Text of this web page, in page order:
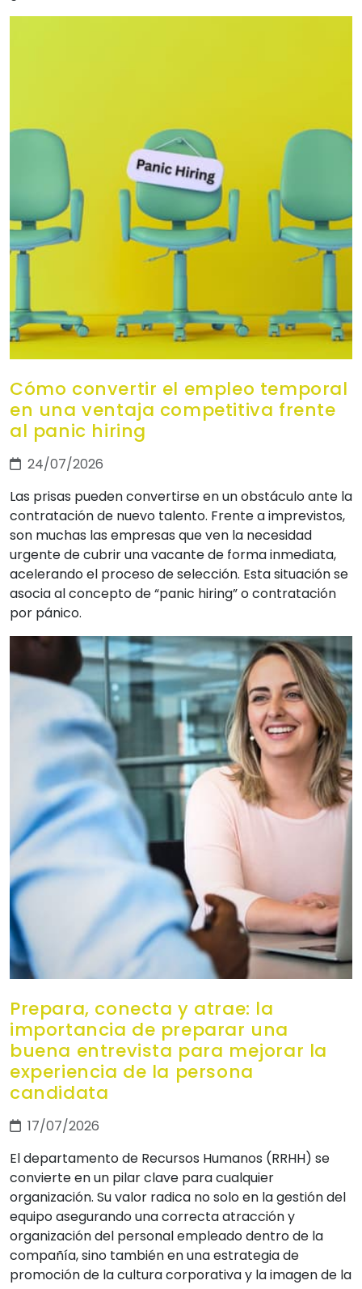
Cómo convertir el empleo temporal
en una ventaja competitiva frente
al panic hiring
24/07/2026
Las prisas pueden convertirse en un obstáculo ante la
contratación de nuevo talento. Frente a imprevistos,
son muchas las empresas que ven la necesidad
urgente de cubrir una vacante de forma inmediata,
acelerando el proceso de selección. Esta situación se
asocia al concepto de “panic hiring” o contratación
por pánico.
Prepara, conecta y atrae: la
importancia de preparar una
buena entrevista para mejorar la
experiencia de la persona
candidata
17/07/2026
El departamento de Recursos Humanos (RRHH) se
convierte en un pilar clave para cualquier
organización. Su valor radica no solo en la gestión del
equipo asegurando una correcta atracción y
organización del personal empleado dentro de la
compañía, sino también en una estrategia de
promoción de la cultura corporativa y la imagen de la